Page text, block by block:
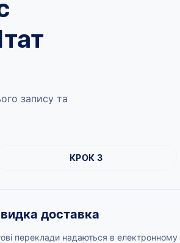
запису та
КРОК 3
доставка
переклади надаються в електронному